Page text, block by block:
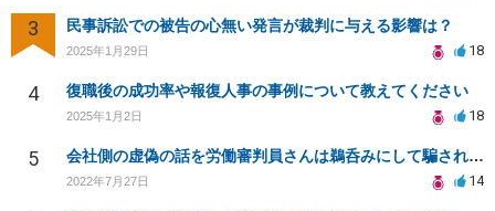
3 民事訴訟での被告の心無い発言が裁判に与える影響は？
2025年1月29日 18
4 復職後の成功率や報復人事の事例について教えてください
2025年1月2日 18
5 会社側の虚偽の話を労働審判員さんは鵜呑みにして騙されてしまいました。
2022年7月27日 14